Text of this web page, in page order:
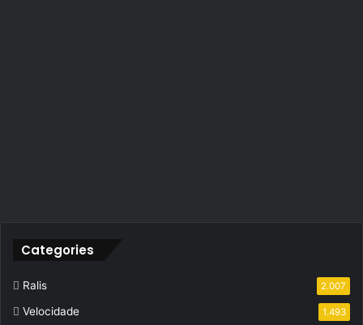
Categories
Ralis 2.007
Velocidade 1.493